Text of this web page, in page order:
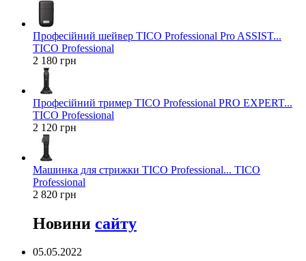
Професійний шейвер TICO Professional Pro ASSIST...
TICO Professional
2 180 грн
Професійний тример TICO Professional PRO EXPERT...
TICO Professional
2 120 грн
Машинка для стрижки TICO Professional... TICO
Professional
2 820 грн
Новини сайту
05.05.2022